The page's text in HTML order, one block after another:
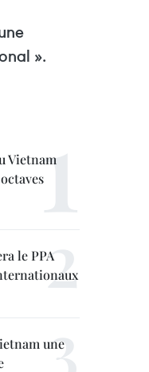
».
Vietnam
le PPA
une